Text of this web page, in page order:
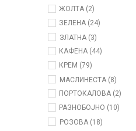
ЖОЛТА (2)
ЗЕЛЕНА (24)
ЗЛАТНА (3)
КАФЕНА (44)
КРЕМ (79)
МАСЛИНЕСТА (8)
ПОРТОКАЛОВА (2)
РАЗНОБОЈНО (10)
РОЗОВА (18)